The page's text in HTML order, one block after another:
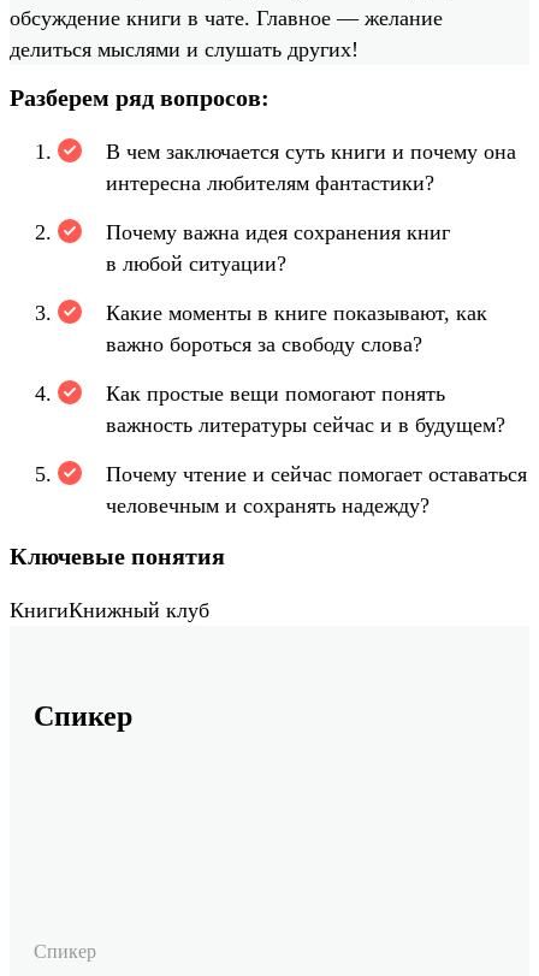
обсуждение книги в чате. Главное — желание
делиться мыслями и слушать других!
Разберем ряд вопросов:
В чем заключается суть книги и почему она
интересна любителям фантастики?
Почему важна идея сохранения книг
в любой ситуации?
Какие моменты в книге показывают, как
важно бороться за свободу слова?
Как простые вещи помогают понять
важность литературы сейчас и в будущем?
Почему чтение и сейчас помогает оставаться
человечным и сохранять надежду?
Ключевые понятия
КнигиКнижный клуб
Спикер
Спикер